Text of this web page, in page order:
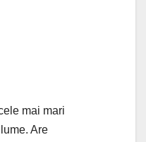
mai mari
Are